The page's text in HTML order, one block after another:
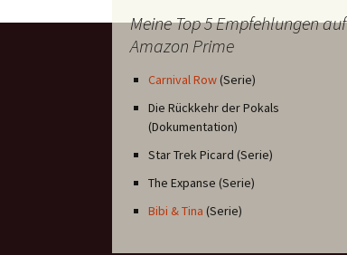
Meine Top 5 Empfehlungen auf
Amazon Prime
Carnival Row(Serie)
Die Rückkehr der Pokals
(Dokumentation)
Star Trek Picard (Serie)
The Expanse (Serie)
Bibi & Tina (Serie)